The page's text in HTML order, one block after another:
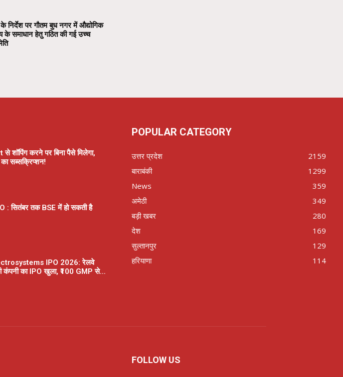
निर्देश पर गौतम बुध नगर में औद्योगिक
के समाधान हेतु गठित की गई उच्च
शॉपिंग करने पर बिना पैसे मिलेगा,
सब्सक्रिप्शन!
: सितंबर तक BSE में हो सकती है
IPO 2026: रेलवे
कंपनी का IPO खुला, ₹100 GMP से...
POPULAR CATEGORY
उत्तर प्रदेश
2159
बाराबंकी
1299
News
359
अमेठी
349
बड़ी खबर
280
देश
169
सुल्तानपुर
129
हरियाणा
114
FOLLOW US